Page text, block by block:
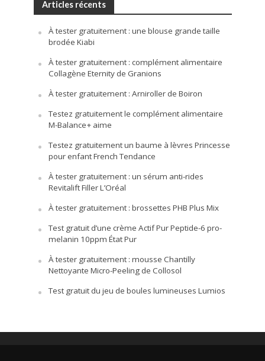
Articles récents
À tester gratuitement : une blouse grande taille
brodée Kiabi
À tester gratuitement : complément alimentaire
Collagène Eternity de Granions
À tester gratuitement : Arniroller de Boiron
Testez gratuitement le complément alimentaire
M-Balance+ aime
Testez gratuitement un baume à lèvres Princesse
pour enfant French Tendance
À tester gratuitement : un sérum anti-rides
Revitalift Filler L’Oréal
À tester gratuitement : brossettes PHB Plus Mix
Test gratuit d’une crème Actif Pur Peptide-6 pro-
melanin 10ppm État Pur
À tester gratuitement : mousse Chantilly
Nettoyante Micro-Peeling de Collosol
Test gratuit du jeu de boules lumineuses Lumios